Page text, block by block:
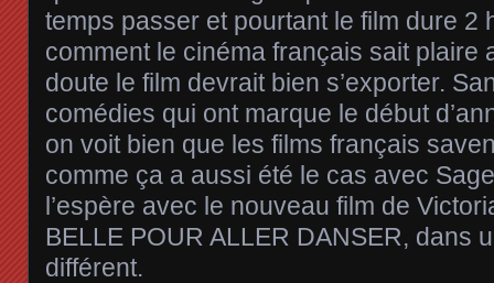
temps passer et pourtant le film dure 2
comment le cinéma français sait plaire
doute le film devrait bien s’exporter.
comédies qui ont marque le début
on voit bien que les films français
comme ça a aussi été le cas avec
l’espère avec le nouveau film de
BELLE POUR ALLER DANSER, dans
différent.